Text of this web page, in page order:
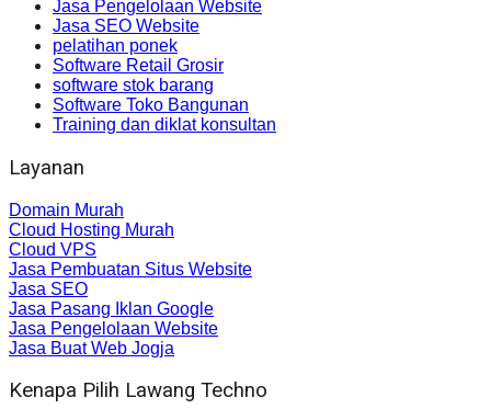
Jasa Pengelolaan Website
Jasa SEO Website
pelatihan ponek
Software Retail Grosir
software stok barang
Software Toko Bangunan
Training dan diklat konsultan
Layanan
Domain Murah
Cloud Hosting Murah
Cloud VPS
Jasa Pembuatan Situs Website
Jasa SEO
Jasa Pasang Iklan Google
Jasa Pengelolaan Website
Jasa Buat Web Jogja
Kenapa Pilih Lawang Techno